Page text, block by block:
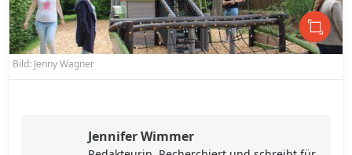
Bild: Jenny Wagner
Jennifer Wimmer